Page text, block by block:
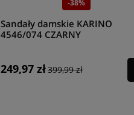
-38%
Sandały damskie KARINO
4546/074 CZARNY
249,97 zł399,99 zł